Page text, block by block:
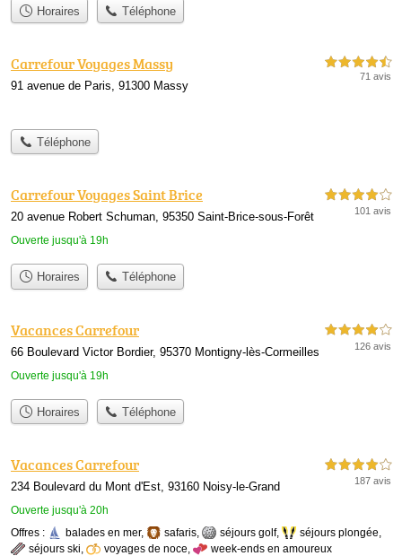
Horaires Téléphone
Carrefour Voyages Massy
91 avenue de Paris, 91300 Massy
4,5 étoiles sur 5
71 avis
Téléphone
Carrefour Voyages Saint Brice
20 avenue Robert Schuman, 95350 Saint-Brice-sous-Forêt
Ouverte jusqu'à 19h
4,0 étoiles sur 5
101 avis
Horaires Téléphone
Vacances Carrefour
66 Boulevard Victor Bordier, 95370 Montigny-lès-Cormeilles
Ouverte jusqu'à 19h
4,0 étoiles sur 5
126 avis
Horaires Téléphone
Vacances Carrefour
234 Boulevard du Mont d'Est, 93160 Noisy-le-Grand
Ouverte jusqu'à 20h
4,0 étoiles sur 5
187 avis
Offres : balades en mer, safaris, séjours golf, séjours plongée,
séjours ski, voyages de noce, week-ends en amoureux